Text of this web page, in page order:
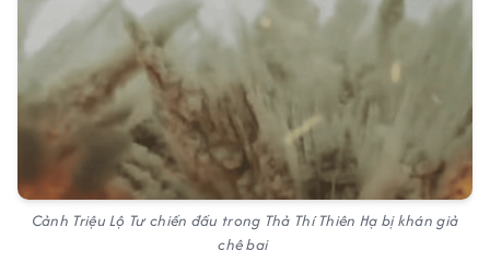
Cảnh Triệu Lộ Tư chiến đấu trong Thả Thí Thiên Hạ bị khán giả
chê bai